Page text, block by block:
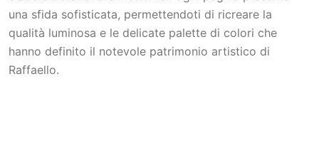
una sfida sofisticata, permettendoti di ricreare la
qualità luminosa e le delicate palette di colori che
hanno definito il notevole patrimonio artistico di
Raffaello.